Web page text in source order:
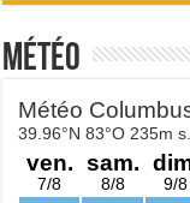
Météo